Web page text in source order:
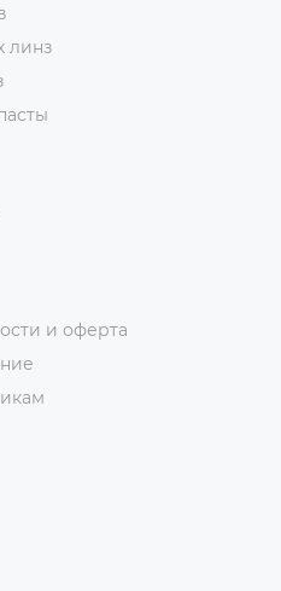
линз
и оферта